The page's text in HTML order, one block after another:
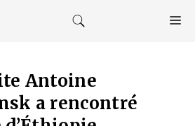
Antoine
a rencontré